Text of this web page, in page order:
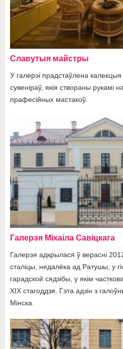
Славутыя майстры
У галерэі прадстаўлена калекцыя
сувеніраў, якія створаны рукамі
прафесійных мастакоў.
Галерэя Міхаіла Савіцкага
Галерэя адкрылася ў верасні
сталіцы, недалёка ад Ратушы, у
гарадской сядзібы, у якім
XIX стагоддзя. Гэта адзін з
Мінска.